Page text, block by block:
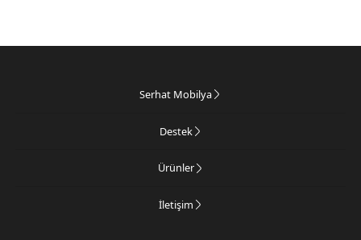
Serhat Mobilya
Destek
Ürünler
İletişim